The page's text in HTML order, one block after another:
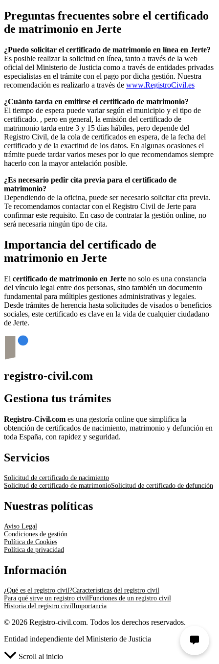
Preguntas frecuentes sobre el certificado
de matrimonio en Jerte
¿Puedo solicitar el certificado de matrimonio en línea en Jerte?
Es posible realizar la solicitud en línea, tanto a través de la web
oficial del Ministerio de Justicia como a través de entidades privadas
especialistas en el trámite con el pago por dicha gestión. Nuestra
recomendación es realizarlo a través de www.RegistroCivil.es
¿Cuánto tarda en emitirse el certificado de matrimonio?
El tiempo de espera puede variar según el municipio y el tipo de
certificado. , pero en general, la emisión del certificado de
matrimonio tarda entre 3 y 15 días hábiles, pero depende del
Registro Civil, de la cola de certificados en espera, de la fecha del
certificado y de la exactitud de los datos. En algunas ocasiones el
trámite puede tardar varios meses por lo que recomendamos siempre
hacerlo con la mayor antelación posible.
¿Es necesario pedir cita previa para el certificado de
matrimonio?
Dependiendo de la oficina, puede ser necesario solicitar cita previa.
Te recomendamos contactar con el Registro Civil de Jerte para
confirmar este requisito. En caso de contratar la gestión online, no
será necesaria ningún tipo de cita.
Importancia del certificado de
matrimonio en Jerte
El certificado de matrimonio en Jerte no solo es una constancia
del vínculo legal entre dos personas, sino también un documento
fundamental para múltiples gestiones administrativas y legales.
Desde trámites de herencia hasta solicitudes de visados o beneficios
sociales, este certificado es clave en la vida de cualquier ciudadano
de Jerte.
registro-civil.com
Gestiona tus trámites
Registro-Civil.com es una gestoría online que simplifica la
obtención de certificados de nacimiento, matrimonio y defunción en
toda España, con rapidez y seguridad.
Servicios
Solicitud de certificado de nacimiento
Solicitud de certificado de matrimonioSolicitud de certificado de defunción
Nuestras políticas
Aviso Legal
Condiciones de gestión
Política de Cookies
Política de privacidad
Información
¿Qué es el registro civil?Características del registro civil
Para qué sirve un registro civilFunciones de un registro civil
Historia del registro civilImportancia
© 2026 Registro-civil.com. Todos los derechos reservados.
Entidad independiente del Ministerio de Justicia
Scroll al inicio